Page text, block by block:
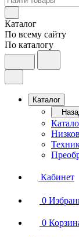
Каталог
По всему сайту
По каталогу
Каталог
Кабинет
0
0